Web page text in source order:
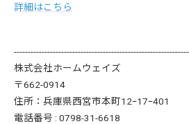
詳細はこちら
株式会社ホームウェイズ
〒662-0914
住所：兵庫県西宮市本町12ｰ17ｰ401
電話番号 : 0798-31-6618